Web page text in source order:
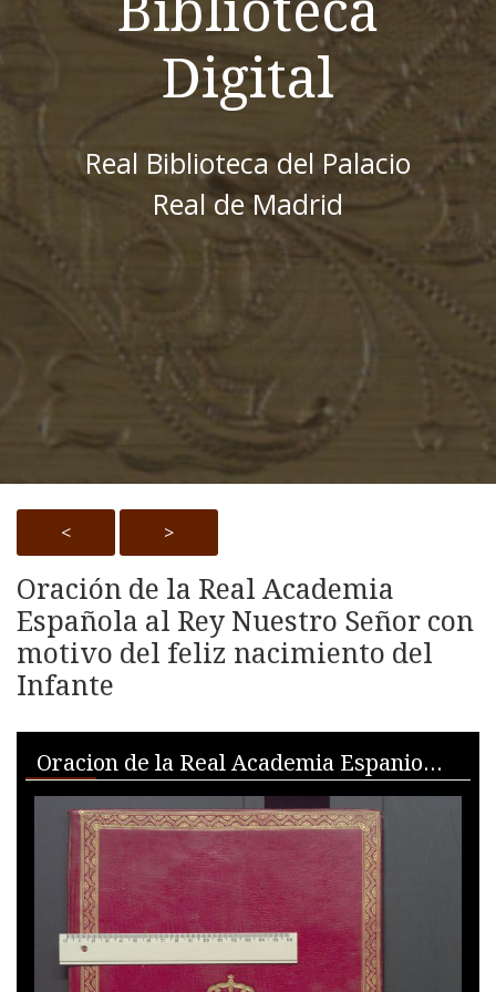
Digital
Real Biblioteca del Palacio
Real de Madrid
< >
Oración de la Real Academia
Española al Rey Nuestro Señor con
motivo del feliz nacimiento del
Infante
Media Viewer Oracion de la Real Academia Espaniola al Rey Nuestro Senior con motivo del feliz nacimiento del Infante